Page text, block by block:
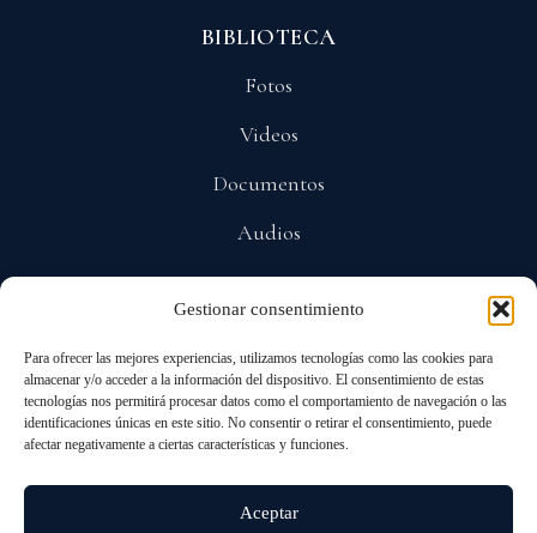
Gestionar consentimiento
Para ofrecer las mejores experiencias, utilizamos tecnologías como las cookies para
almacenar y/o acceder a la información del dispositivo. El consentimiento de estas
tecnologías nos permitirá procesar datos como el comportamiento de navegación o las
identificaciones únicas en este sitio. No consentir o retirar el consentimiento, puede
afectar negativamente a ciertas características y funciones.
Aceptar
BIBLIOTECA
Fotos
Videos
Documentos
Audios
Privacidad
Protección De Datos